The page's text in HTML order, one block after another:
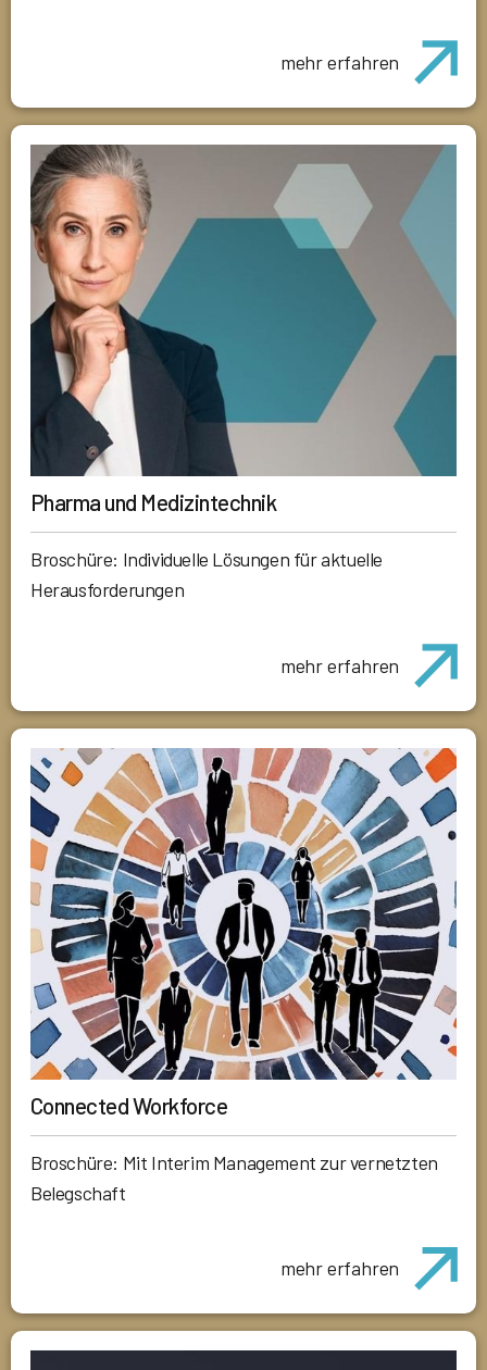
mehr erfahren
Pharma und Medizintechnik
Broschüre: Individuelle Lösungen für aktuelle
Herausforderungen
mehr erfahren
Connected Workforce
Broschüre: Mit Interim Management zur vernetzten
Belegschaft
mehr erfahren